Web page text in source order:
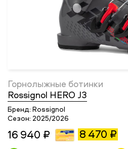
Горнолыжные ботинки
Rossignol HERO J3
Бренд: Rossignol
Сезон: 2025/2026
16 940 ₽ 8 470 ₽